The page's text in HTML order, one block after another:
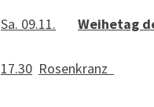
Sa. 09.11. Weihetag
17.30 Rosenkranz